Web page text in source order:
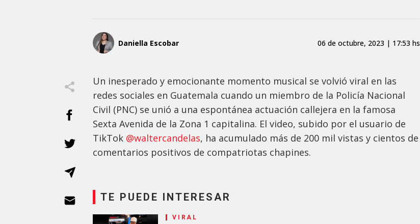
Daniella Escobar 06 de octubre, 2023 | 17:53 hs
Un inesperado y emocionante momento musical se volvió viral en las
redes sociales en Guatemala cuando un miembro de la Policía Nacional
Civil (PNC) se unió a una espontánea actuación callejera en la famosa
Sexta Avenida de la Zona 1 capitalina. El video, subido por el usuario de
TikTok @waltercandelas, ha acumulado más de 200 mil vistas y cientos de
comentarios positivos de compatriotas chapines.
TE PUEDE INTERESAR
VIRAL